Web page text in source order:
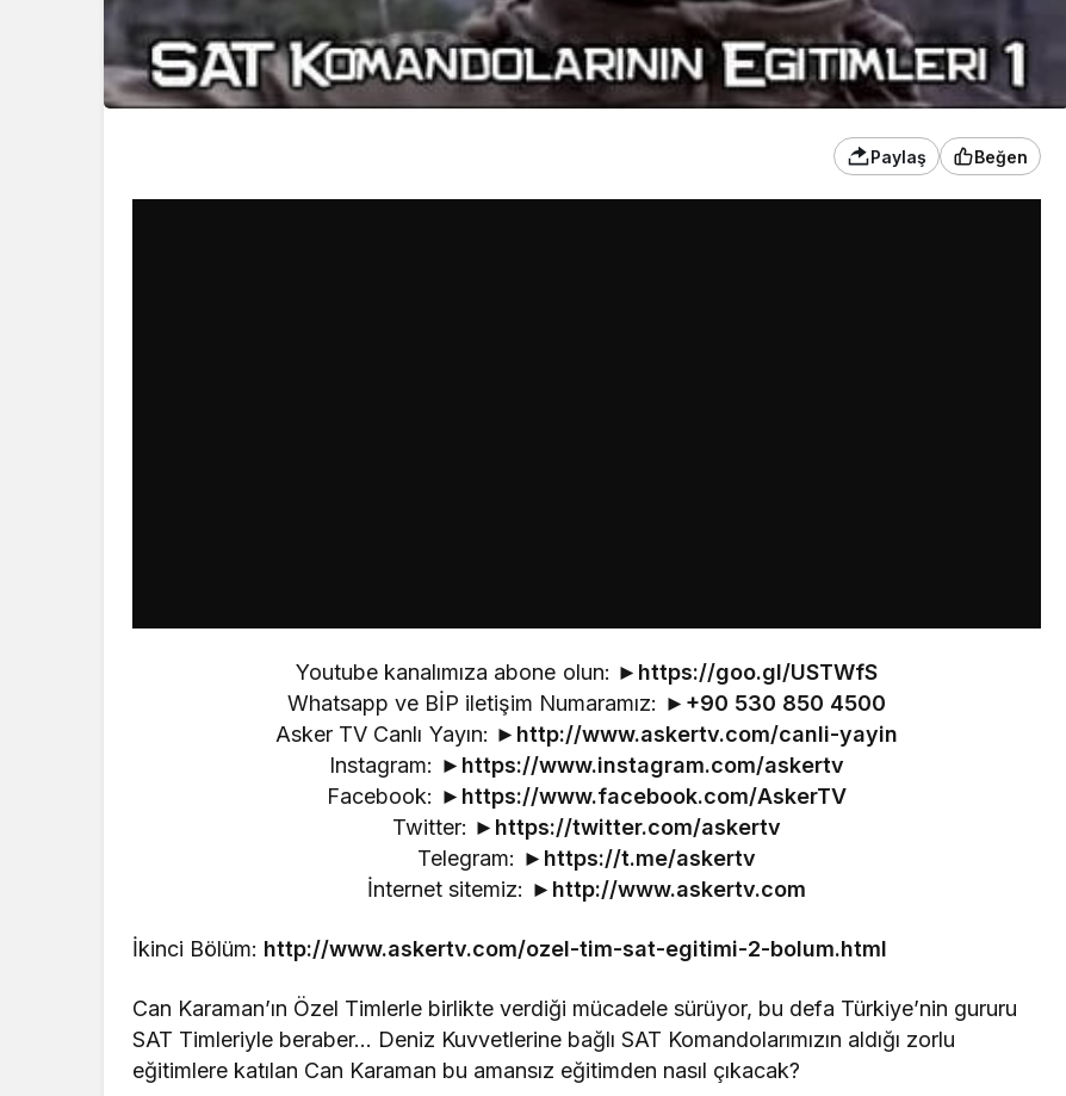
Paylaş Beğen
Youtube kanalımıza abone olun: ► https://goo.gl/USTWfS
Whatsapp ve BİP iletişim Numaramız: ► +90 530 850 4500
Asker TV Canlı Yayın: ► http://www.askertv.com/canli-yayin
Instagram: ► https://www.instagram.com/askertv
Facebook: ► https://www.facebook.com/AskerTV
Twitter: ► https://twitter.com/askertv
Telegram: ► https://t.me/askertv
İnternet sitemiz: ► http://www.askertv.com
İkinci Bölüm: http://www.askertv.com/ozel-tim-sat-egitimi-2-bolum.html
Can Karaman’ın Özel Timlerle birlikte verdiği mücadele sürüyor, bu defa Türkiye’nin gururu
SAT Timleriyle beraber… Deniz Kuvvetlerine bağlı SAT Komandolarımızın aldığı zorlu
eğitimlere katılan Can Karaman bu amansız eğitimden nasıl çıkacak?